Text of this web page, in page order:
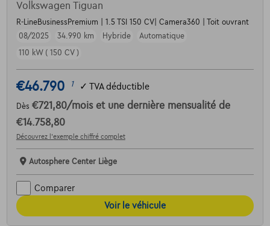
Volkswagen Tiguan
R-LineBusinessPremium | 1.5 TSI 150 CV| Camera360 | Toit ouvrant
08/2025
34.990 km Hybride
Automatique
110 kW ( 150 CV )
€46.790 1 ✓ TVA déductible
Dès €721,80/mois et une dernière mensualité de
€14.758,80
Découvrez l’exemple chiffré complet
Autosphere Center Liège
Comparer
Voir le véhicule